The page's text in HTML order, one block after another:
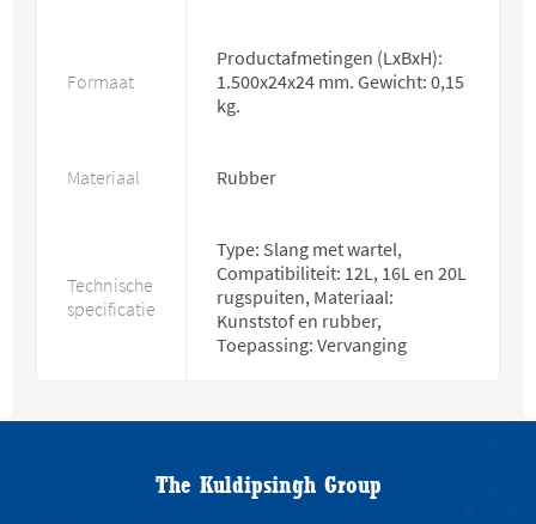
Formaat
Productafmetingen (LxBxH):
1.500x24x24 mm. Gewicht: 0,15
kg.
Materiaal Rubber
Technische
specificatie
Type: Slang met wartel,
Compatibiliteit: 12L, 16L en 20L
rugspuiten, Materiaal:
Kunststof en rubber,
Toepassing: Vervanging
The Kuldipsingh Group